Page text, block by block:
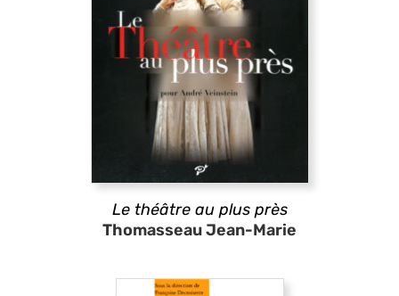
Le théâtre au plus près
Thomasseau Jean-Marie